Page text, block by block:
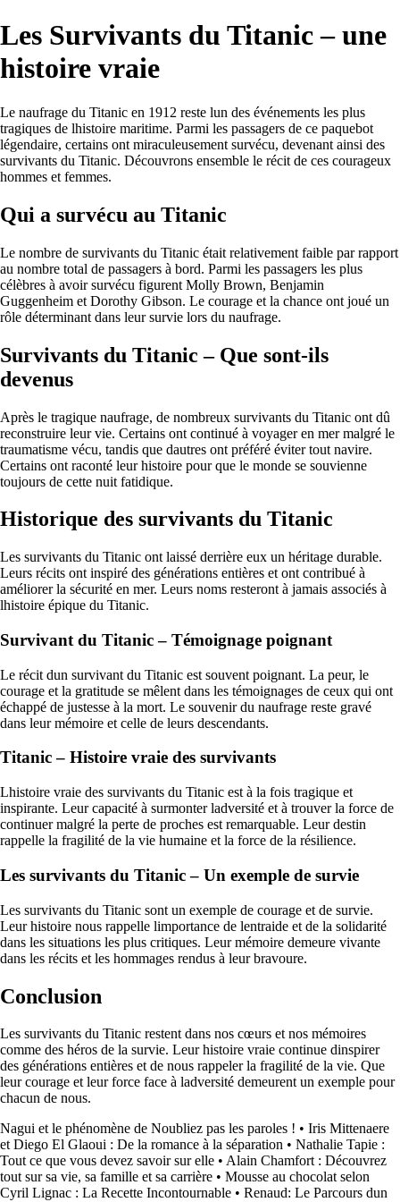
Les Survivants du Titanic – une
histoire vraie
Le naufrage du Titanic en 1912 reste lun des événements les plus
tragiques de lhistoire maritime. Parmi les passagers de ce paquebot
légendaire, certains ont miraculeusement survécu, devenant ainsi des
survivants du Titanic. Découvrons ensemble le récit de ces courageux
hommes et femmes.
Qui a survécu au Titanic
Le nombre de survivants du Titanic était relativement faible par rapport
au nombre total de passagers à bord. Parmi les passagers les plus
célèbres à avoir survécu figurent Molly Brown, Benjamin
Guggenheim et Dorothy Gibson. Le courage et la chance ont joué un
rôle déterminant dans leur survie lors du naufrage.
Survivants du Titanic – Que sont-ils
devenus
Après le tragique naufrage, de nombreux survivants du Titanic ont dû
reconstruire leur vie. Certains ont continué à voyager en mer malgré le
traumatisme vécu, tandis que dautres ont préféré éviter tout navire.
Certains ont raconté leur histoire pour que le monde se souvienne
toujours de cette nuit fatidique.
Historique des survivants du Titanic
Les survivants du Titanic ont laissé derrière eux un héritage durable.
Leurs récits ont inspiré des générations entières et ont contribué à
améliorer la sécurité en mer. Leurs noms resteront à jamais associés à
lhistoire épique du Titanic.
Survivant du Titanic – Témoignage poignant
Le récit dun survivant du Titanic est souvent poignant. La peur, le
courage et la gratitude se mêlent dans les témoignages de ceux qui ont
échappé de justesse à la mort. Le souvenir du naufrage reste gravé
dans leur mémoire et celle de leurs descendants.
Titanic – Histoire vraie des survivants
Lhistoire vraie des survivants du Titanic est à la fois tragique et
inspirante. Leur capacité à surmonter ladversité et à trouver la force de
continuer malgré la perte de proches est remarquable. Leur destin
rappelle la fragilité de la vie humaine et la force de la résilience.
Les survivants du Titanic – Un exemple de survie
Les survivants du Titanic sont un exemple de courage et de survie.
Leur histoire nous rappelle limportance de lentraide et de la solidarité
dans les situations les plus critiques. Leur mémoire demeure vivante
dans les récits et les hommages rendus à leur bravoure.
Conclusion
Les survivants du Titanic restent dans nos cœurs et nos mémoires
comme des héros de la survie. Leur histoire vraie continue dinspirer
des générations entières et de nous rappeler la fragilité de la vie. Que
leur courage et leur force face à ladversité demeurent un exemple pour
chacun de nous.
Nagui et le phénomène de Noubliez pas les paroles ! • Iris Mittenaere
et Diego El Glaoui : De la romance à la séparation • Nathalie Tapie :
Tout ce que vous devez savoir sur elle • Alain Chamfort : Découvrez
tout sur sa vie, sa famille et sa carrière • Mousse au chocolat selon
Cyril Lignac : La Recette Incontournable • Renaud: Le Parcours dun